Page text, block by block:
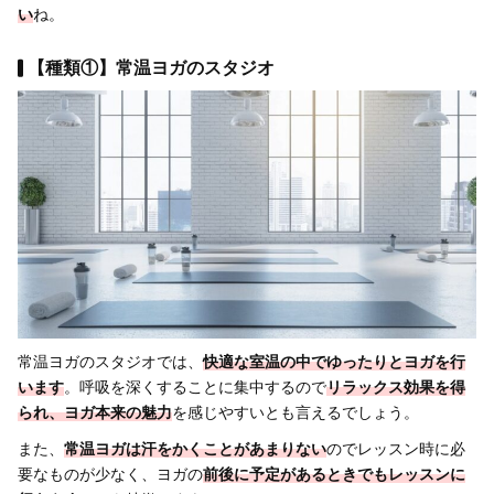
いね。
【種類①】常温ヨガのスタジオ
常温ヨガのスタジオでは、快適な室温の中でゆったりとヨガを行
います。呼吸を深くすることに集中するのでリラックス効果を得
られ、ヨガ本来の魅力を感じやすいとも言えるでしょう。
また、 常温ヨガは汗をかくことがあまりないのでレッスン時に必
要なものが少なく、ヨガの前後に予定があるときでもレッスンに